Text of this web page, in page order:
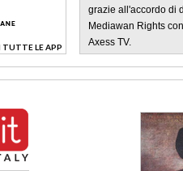
TUTTE LE APP
grazie all'accordo di
Mediawan Rights
Axess TV.